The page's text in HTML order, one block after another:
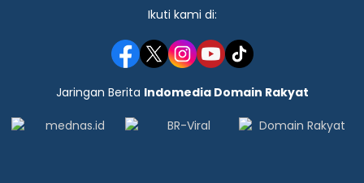
Ikuti kami di:
Jaringan Berita Indomedia Domain Rakyat